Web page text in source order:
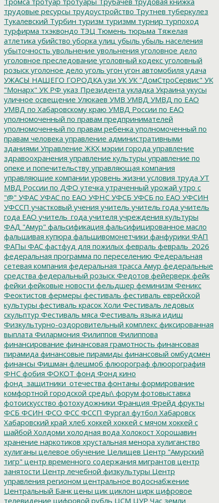
трудовые ресурсы трудоустройство Трутнев туберкулез
Тукалевский Турбин туризм туризмм турнир турпоход
турфирма тхэквондо ТЭЦ Тюмень тюрьма Тяжелая
атлетика убийство уборка улиц убыль убыль населения
убыточность увольнение увольнения уголовное дело
уголовное преследование уголовный кодекс уголовный
розыск уголоное дело уголь угон угон автомобиля удача
УЖАСЫ НАШЕГО ГОРОДКА узи УК УК "ДомСтроСервис" УК
"Монарх" УК РФ указ Президента укладка Украина укусы
уличное освещение Улюкаев УМВ УМВД УМВД по ЕАО
УМВД по Хабаровскому краю УМВД России по ЕАО
уполномоченный по правам предпринимателей
уполномоченный по правам ребенка уполномоченный по
правам человека управление административными
зданиями Управление ЖКХ мэрии города управление
здравоохранения управление культуры управление по
опеке и попечительству управляющая компания
управляющие компании уровень жизни условия труда УТ
МВД России по ДФО утечка утраченный урожай утро с
"@" УФАС УФАС по ЕАО УФНС УФСБ УФСБ по ЕАО УФСИН
УФССП участковый учения учитель учитель года учитель
года ЕАО учитель_года учителя учреждения культуры
ФАД "Амур" фальсификация фальсифицированное масло
фальшивая купюра фальшивомонетчики фанфурики ФАП
ФАПы ФАС фастфуд для пожилых февраль февраль_2026
федеральная программа по переселению Федеральная
сетевая компания федеральная трасса Амур федеральные
средства федеральный розыск Федотов фейерверк фейк
фейки фейковые новости фельдшер феминизм Феникс
Феоктистов фермеры фестиваль фестиваль еврейской
культуры фестиваль красок Холи Фестиваль ледовых
скульптур Фестиваль мяса Фестиваль языка идиш
Физкультурно-оздоровительный комплекс фиксированная
выплата Филармония Филиппов Филиппова
финансирование финансовая грамотность финансовая
пирамида финансовые пирамиды финансовый омбудсмен
финансы Фишман флешмоб флюорограф флюорография
ФНС фобия ФОКОТ фонд Фонд кино
фонд_защитники_отечества фонтаны формирование
комфортной городской среды\ форум фотовыставка
фотоискусство фотохудожники Франция Фрейд фрукты
ФСБ ФСИН ФСО ФСС ФССП Фургал футбол Хабаровск
Хабаровский край хлеб хоккей хоккей с мячом хоккей с
шайбой Холдоми холодная вода Холокост Хорошавин
хранение наркотиков хрустальная менора хулиганство
хулиганы целевое обучение Целищев Центр "Амурский
тигр" центр временного содержания мигрантов центр
занятости Центр лечебной физкультуры Центр
управления регионом центральное водоснабжение
Центральный Банк цены цик циклон цирк цифровое
телевидение цифровой рубль ЦСМ ЦУР Час земли